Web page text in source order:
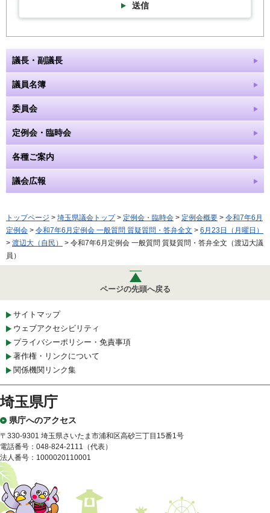
送信
議長・副議長
議員名簿
委員会
定例会・臨時会
各種ご案内
議会広報
トップページ > 埼玉県議会トップ> 定例会・臨時会 > 定例会概要 > 令和7年6月
定例会 > 令和7年6月定例会 一般質問 質疑質問・答弁全文 > 6月23日（月曜日）
> 渡辺大（自民）
> 令和7年6月定例会 一般質問 質疑質問・答弁全文（渡辺大議
員）
ページの先頭へ戻る
サイトマップ
ウェブアクセシビリティ
プライバシーポリシー・免責事項
著作権・リンクについて
関係機関リンク集
埼玉県庁
県庁へのアクセス
〒330-9301 埼玉県さいたま市浦和区高砂三丁目15番1号
電話番号：048-824-2111（代表）
法人番号：1000020110001